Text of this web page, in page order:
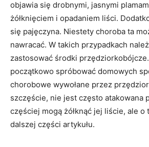
objawia się drobnymi, jasnymi
żółknięciem i opadaniem liści.
się pajęczyna. Niestety choroba ta
nawracać. W takich przypadkach
zastosować środki
początkowo spróbować domowych
chorobowe wywołane przez
szczęście, nie jest często atakowana
częściej mogą żółknąć jej liście, ale
dalszej części artykułu.